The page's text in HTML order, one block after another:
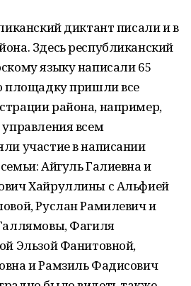
диктант писали и в
Здесь республиканский
языку написали 65
площадку пришли все
района, например,
всем
участие в написании
Айгуль Галиевна и
Хайруллины с Альфией
Руслан Рамилевич и
Фагиля
Эльзой Фанитовной,
и Рамзиль Фадисович